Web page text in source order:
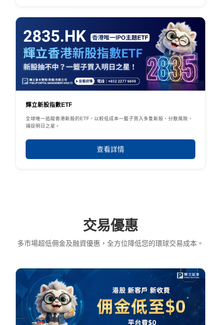
輝立新股指數ETF
全球唯一追蹤香港新股的ETF，以較低成本一籃子買入多隻新股，分散風險，
捕捉明日之星。
查看詳情
交易優惠
多市場超低佣金及融資優惠，全方位降低您的環球交易成本。